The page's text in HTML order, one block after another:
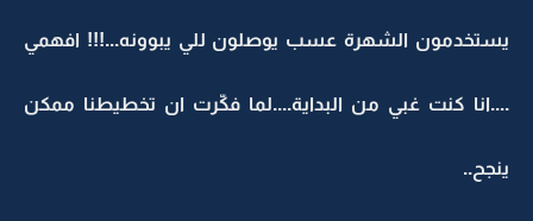
يستخدمون الشهرة عسب يوصلون للي يبوونه...!!! افهمي
....انا كنت غبي من البداية....لما فكّرت ان تخطيطنا ممكن
ينجح..